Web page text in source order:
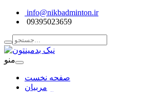
info@nikbadminton.ir
09395023659
منو
صفحه نخست
مربیان